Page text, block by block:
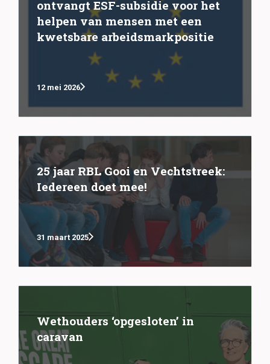
ontvangt ESF-subsidie voor het
helpen van mensen met een
kwetsbare arbeidsmarkpositie
12 mei 2026
25 jaar RBL Gooi en Vechtstreek:
Iedereen doet mee!
31 maart 2025
Wethouders ‘opgesloten’ in
caravan